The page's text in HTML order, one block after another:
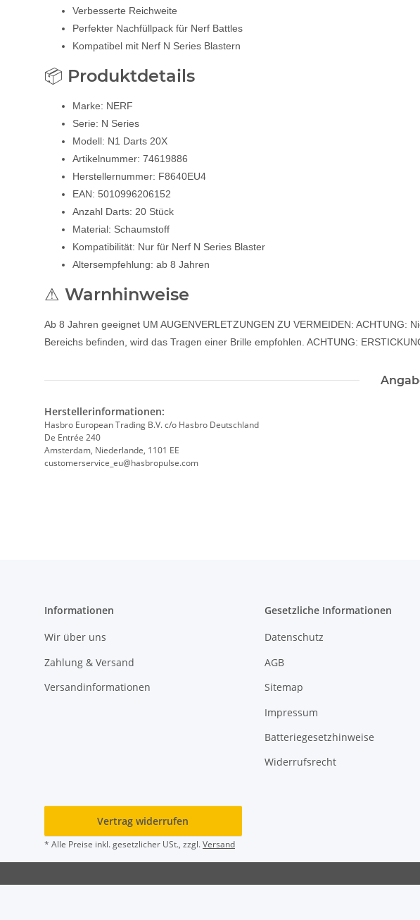
Verbesserte Reichweite
Perfekter Nachfüllpack für Nerf Battles
Kompatibel mit Nerf N Series Blastern
📦 Produktdetails
Marke: NERF
Serie: N Series
Modell: N1 Darts 20X
Artikelnummer: 74619886
Herstellernummer: F8640EU4
EAN: 5010996206152
Anzahl Darts: 20 Stück
Material: Schaumstoff
Kompatibilität: Nur für Nerf N Series Blaster
Altersempfehlung: ab 8 Jahren
⚠ Warnhinweise
Ab 8 Jahren geeignet UM AUGENVERLETZUNGEN ZU VERMEIDEN:
Bereichs befinden, wird das Tragen einer Brille empfohlen. ACHTUNG:
Herstellerinformationen:
Hasbro European Trading B.V. c/o Hasbro Deutschland
De Entrée 240
Amsterdam, Niederlande, 1101 EE
customerservice_eu@hasbropulse.com
Informationen
Wir über uns
Zahlung & Versand
Versandinformationen
Gesetzliche Informationen
Datenschutz
AGB
Sitemap
Impressum
Batteriegesetzhinweise
Widerrufsrecht
Vertrag widerrufen
* Alle Preise inkl. gesetzlicher USt., zzgl.Versand